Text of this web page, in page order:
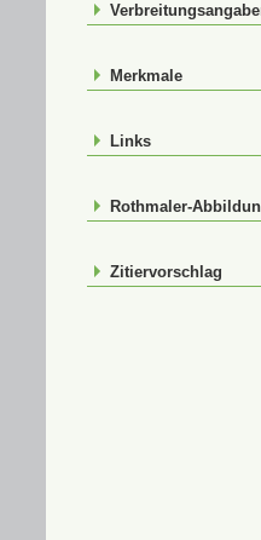
Merkmale
Links
Rothmaler-
Zitiervorschlag